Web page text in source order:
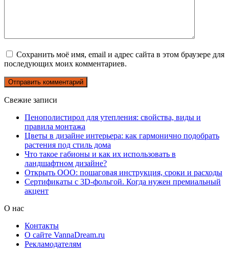
Сохранить моё имя, email и адрес сайта в этом браузере для
последующих моих комментариев.
Свежие записи
Пенополистирол для утепления: свойства, виды и
правила монтажа
Цветы в дизайне интерьера: как гармонично подобрать
растения под стиль дома
Что такое габионы и как их использовать в
ландшафтном дизайне?
Открыть ООО: пошаговая инструкция, сроки и расходы
Сертификаты с 3D-фольгой. Когда нужен премиальный
акцент
О нас
Контакты
О сайте VannaDream.ru
Рекламодателям